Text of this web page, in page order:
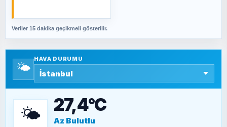
SAVAŞ ŞAHİN
SEYFULLAH ÇİÇEK
TEOMAN ALPASLAN
Veriler 15 dakika geçikmeli gösterilir.
🌤️
HAVA DURUMU
🌤️ 27,4°C
Az Bulutlu